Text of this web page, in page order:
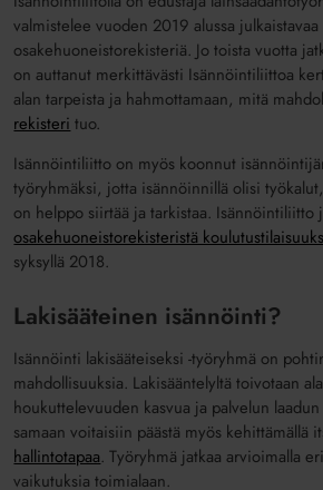
valmistelee vuoden 2019 alussa julkaistavaa
osakehuoneistorekisteriä. Jo toista vuotta
on auttanut merkittävästi Isännöintiliittoa
alan tarpeista ja hahmottamaan, mitä
rekisterituo.
Isännöintiliitto on myös koonnut
työryhmäksi, jotta isännöinnillä olisi
on helppo siirtää ja tarkistaa. Isännöintiliitto
osakehuoneistorekisteristä
syksyllä 2018.
Lakisääteinen isännöinti?
Isännöinti lakisääteiseksi -työryhmä on
mahdollisuuksia. Lakisääntelyltä toivotaan
houkuttelevuuden kasvua ja palvelun
samaan voitaisiin päästä myös kehittämällä
hallintotapaa. Työryhmä jatkaa arvioimalla
vaikutuksia toimialaan.